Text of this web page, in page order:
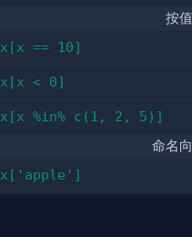
按值
x[x == 10]
x[x < 0]
x[x %in% c(1, 2, 5)]
命名
x['apple']